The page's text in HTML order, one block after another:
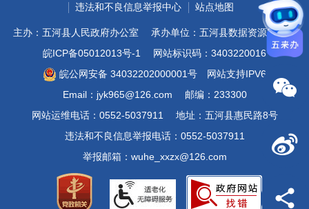
违法和不良信息举报中心
站点地图
主办：五河县人民政府办公室
承办单位：五河县数据资源管理局
皖ICP备05012013号-1
网站标识码：3403220016
皖公网安备 34032202000001号
网站支持IPV6
Email：jyk965@126.com
邮编：233300
网站运维电话：0552-5037911
地址：五河县惠民路8号
违法和不良信息举报电话：0552-5037911
举报邮箱：wuhe_xxzx@126.com